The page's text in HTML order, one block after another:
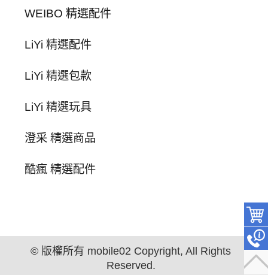
WEIBO 精選配件
LiYi 精選配件
LiYi 精選包款
LiYi 精選玩具
澄采 精選商品
酷瘋 精選配件
© 版權所有 mobile02 Copyright, All Rights
Reserved.